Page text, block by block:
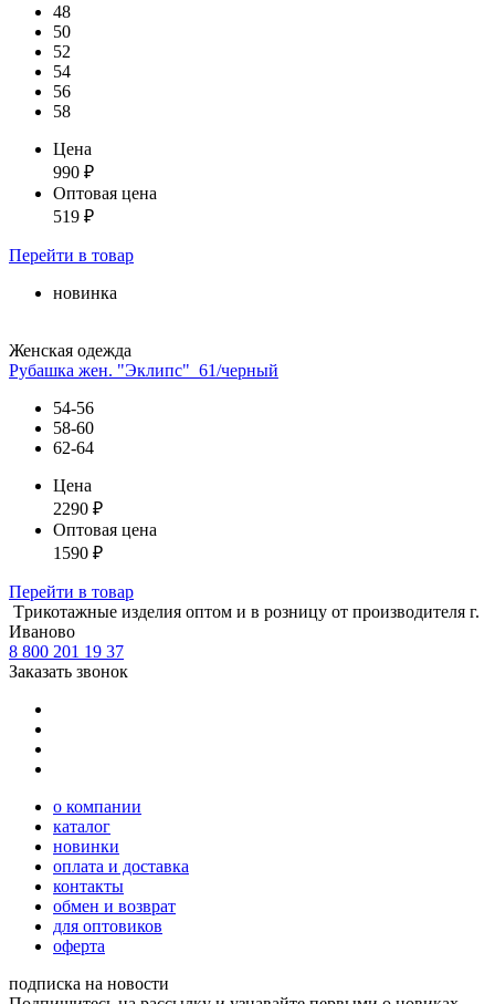
48
50
52
54
56
58
Цена
990 ₽
Оптовая цена
519 ₽
Перейти в товар
новинка
Женская одежда
Рубашка жен. "Эклипс"_61/черный
54-56
58-60
62-64
Цена
2290 ₽
Оптовая цена
1590 ₽
Перейти в товар
Tрикотажные изделия оптом и в розницу от производителя г.
Иваново
8 800 201 19 37
Заказать звонок
о компании
каталог
новинки
оплата и доставка
контакты
обмен и возврат
для оптовиков
оферта
подписка на новости